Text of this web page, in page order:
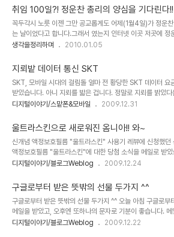
이 우선 어렵지 않을까 생각을..
이 가능하도록 대부분 되어 있어서 별다른 어려움 없이 사용
도 합니다. 하지만, 간혹 문서 프로그램 이외에 또는 웹상에서
한 기능을 제공 -그렇다고 해서 웹상의 html에디터가 (특히
글쓰기 에디터... 텍스트큐브 포함) 만족할만한 수준의 특수
제공하지는 않기 때문에 웹상의 글 또는 블로그의 포스트 편
를 입력하고자 하는데, 그 방법을 몰라서 ..
취임 100일?! 정운찬 총리의 양심을 기다린다!!
꼭두각시 노릇 이젠 그만 공교롭게도 어제(1월4일)가 정운
는 날이었다고 합니다.그래서 였는지 인터넷 이곳 저곳에 정
않았던 것이었나 봅니다.그리고 그 "100"이라는 숫자와 연
의 모습을 보면, 헤세의 소설에서 데미안의 어린시절 어리석
고, 수많은 과거 속에서 배반을 한 자가 새로운 반대의 세상
않아도 될 모습까지 하며 오버하는 것 같기도 합니다.마치 자
이나 아니면, 그러고자 하는 의지가 있기 때문에 그런 것인지
생각을정리하며 2010.01.05
지뢰밭 데이터 통신 SKT
SKT, 모바일 시대의 걸림돌 얼마 전 황당한 SKT 데이터 요
받았습니다. 아니 지뢰를 밟은 겁니다. 정말로 지뢰를 밝았다
딱 들어 맞는다는 생각입니다. 약 3분가량 사용하고 데이터
각할 수 있는 상황도 아니라서... 그 용량에 대한 건 생각하지
그것도 내가 사용한 건지도 모른채로... 그렇게... ▲ 3분가량
고 청구된 4만6천원 가량의 과금에 대해 철회를 요구하여 해
이터 요금 잘못 청구되거나 부당한 과금에 대해서는 철저하
고 요구해야 합니다!!! 물론 고객센터에 전화를 걸어 다행히도
래야만 하는 줄 알..
디지털이야기/스맡폰&모바일 2009.12.31
울트라스킨으로 새로워진 옴니아!! 와~
신개념 액정보호필름 "울트라스킨" 사용기 레뷰에 신청했던
액정보호필름 "울트라스킨"에 대한 당첨 소식을 메일로 받았
그리고 몇일 후 등기로 도착해 있더군요. ^^ 기분이 너무 좋았
기존의 보호필름 보다 두깨가 두꺼울 것이라고 생각했었는데
투명했던 기존의 보호필름에 디자인이 가미된 제품임을 알았
▲ 레뷰로부터 받은 신개념 액정보호필름 "울트라스킨" 4종
컷 그래도 기존 보호필름을 제거하고 울트라스킨을 부착하니
던 옴니아가 새로워진 느낌입니다. 아래 이미지를 첨부해 봅
디지털이야기/블로그Weblog 2009.12.24
구글로부터 받은 뜻밖의 선물 두가지 ^^
구글로부터 받은 뜻밖의 선물 두가지 ^^ 오늘 아침 구글로부
메일을 받았고, 오후엔 또하나의 문자로 기분이 좋습니다. 메
는 저뿐만 아니라 많은 분들이 받으셨으리라 생각 합니다. 이
디지털이야기/블로그Weblog 2009.12.22